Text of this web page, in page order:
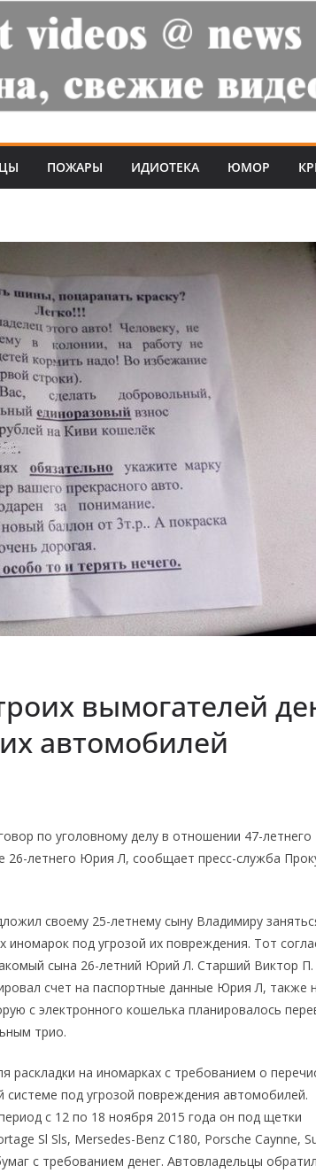
ПОЖАРЫ ИДИОТЕКА ЮМОР
вымогателей
автомобилей
по уголовному делу в отношении 47-летнего
26-летнего Юрия Л, сообщает пресс-служба
своему 25-летнему сыну Владимиру
иномарок под угрозой их повреждения. Тот
сына 26-летний Юрий Л. Старший Виктор
счет на паспортные данные Юрия Л, также
с электронного кошелька планировалось
трио.
раскладки на иномарках с требованием о
системе под угрозой повреждения автомобилей.
с 12 по 18 ноября 2015 года он под щетки
Sl Sls, Mersedes-Benz C180, Porsche Caynne,
с требованием денег. Автовладельцы